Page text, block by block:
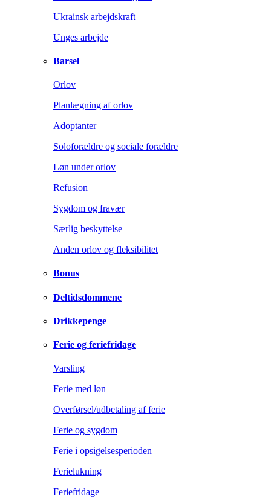
Ukrainsk arbejdskraft
Unges arbejde
Barsel
Orlov
Planlægning af orlov
Adoptanter
Soloforældre og sociale forældre
Løn under orlov
Refusion
Sygdom og fravær
Særlig beskyttelse
Anden orlov og fleksibilitet
Bonus
Deltidsdommene
Drikkepenge
Ferie og feriefridage
Varsling
Ferie med løn
Overførsel/udbetaling af ferie
Ferie og sygdom
Ferie i opsigelsesperioden
Ferielukning
Feriefridage